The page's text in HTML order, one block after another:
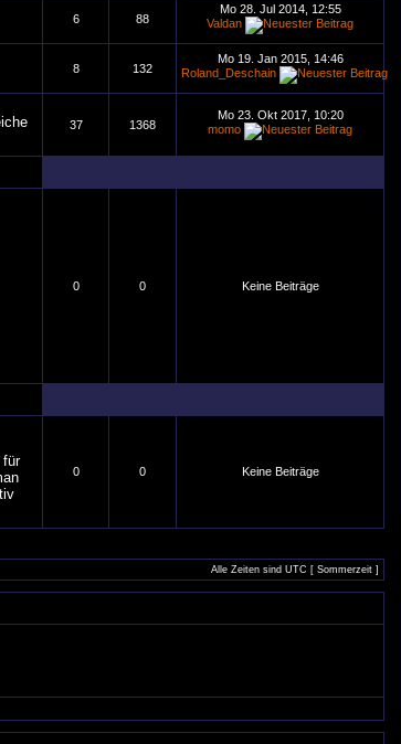
6 88
Mo 28. Jul 2014, 12:55
Valdan
8 132
Mo 19. Jan 2015, 14:46
Roland_Deschain
37 1368
Mo 23. Okt 2017, 10:20
momo
0 0 Keine Beiträge
für
0 0 Keine Beiträge
Alle Zeiten sind UTC [ Sommerzeit ]